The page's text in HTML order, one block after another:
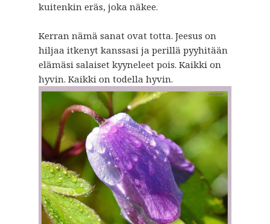
kuitenkin eräs, joka näkee.
Kerran nämä sanat ovat totta. Jeesus on
hiljaa itkenyt kanssasi ja perillä pyyhitään
elämäsi salaiset kyyneleet pois. Kaikki on
hyvin. Kaikki on todella hyvin.